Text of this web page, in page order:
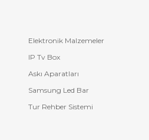
Elektronik Malzemeler
IP Tv Box
Askı Aparatları
Samsung Led Bar
Tur Rehber Sistemi